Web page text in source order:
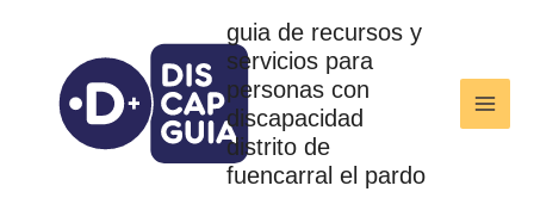
al
contenido
guia de recursos y
servicios para
personas con
discapacidad
distrito de
fuencarral el pardo